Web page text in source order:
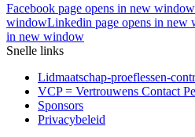
Facebook page opens in new window
windowLinkedin page opens in new
in new window
Snelle links
Lidmaatschap-proeflessen-
VCP = Vertrouwens Contact
Sponsors
Privacybeleid